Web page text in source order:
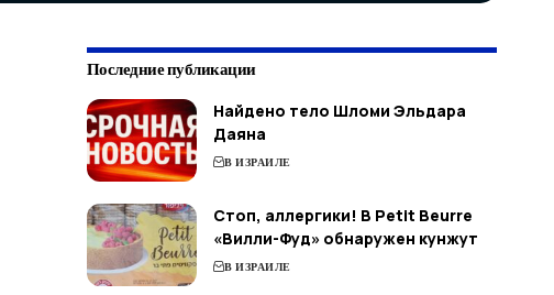
Последние публикации
Найдено тело Шломи Эльдара
Даяна
В ИЗРАИЛЕ
Стоп, аллергики! В Petit Beurre
«Вилли-Фуд» обнаружен кунжут
В ИЗРАИЛЕ